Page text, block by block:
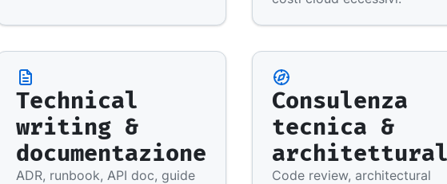
Technical
writing &
documentazione
ADR, runbook, API doc, guide
Consulenza
tecnica &
Code review, architectural